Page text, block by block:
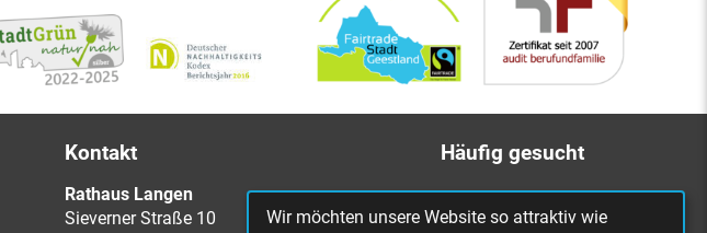
Kontakt
Rathaus Langen
Sieverner Straße 10
Häufig gesucht
Bürgerbüro
Wir möchten unsere Website so attraktiv wie